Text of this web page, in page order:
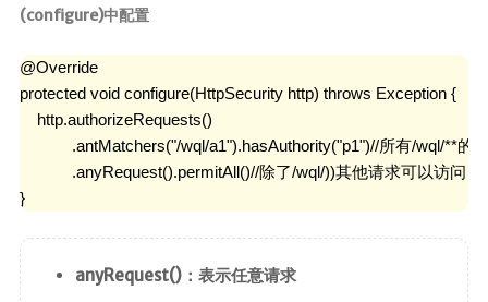
(configure)中配置
@Override
protected void configure(HttpSecurity http) throws Exception {
    http.authorizeRequests()
.antMatchers("/wql/a1").hasAuthority("p1")//所有/wql/**
            .anyRequest().permitAll()//除了/wql/))其他请求可以访问
}
anyRequest()：表示任意请求